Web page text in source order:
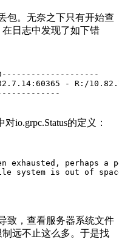
包。无奈之下只有开始查
在日志中发现了如下错
- R:/
io.grpc.Status的定义：
exhausted, perhaps a
system is out of
致，查看服务器系统文件
远不止这么多。于是找